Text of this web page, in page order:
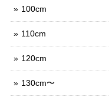
100cm
110cm
120cm
130cm〜